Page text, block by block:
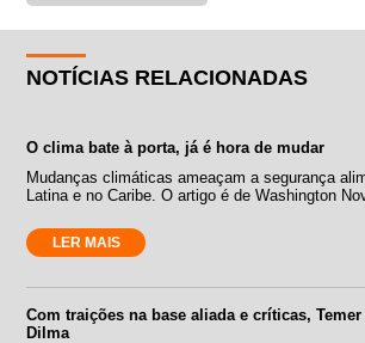
NOTÍCIAS RELACIONADAS
O clima bate à porta, já é hora de mudar
Mudanças climáticas ameaçam a segurança
Latina e no Caribe. O artigo é de Washington
LER MAIS
Com traições na base aliada e críticas,
Dilma